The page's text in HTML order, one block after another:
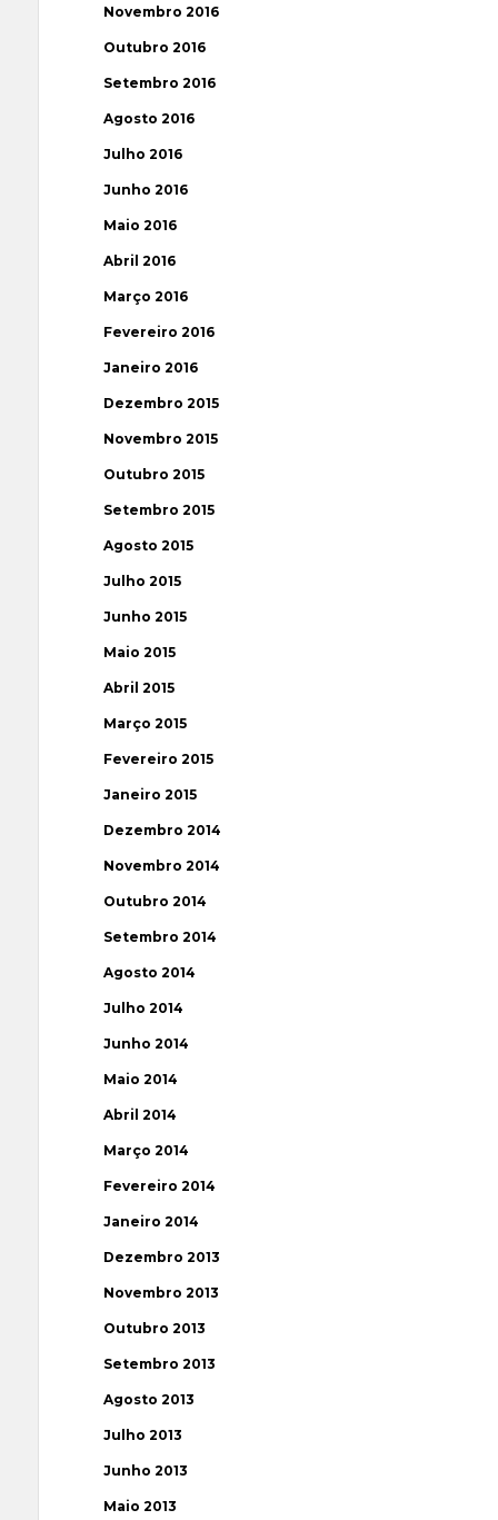
Novembro 2016
Outubro 2016
Setembro 2016
Agosto 2016
Julho 2016
Junho 2016
Maio 2016
Abril 2016
Março 2016
Fevereiro 2016
Janeiro 2016
Dezembro 2015
Novembro 2015
Outubro 2015
Setembro 2015
Agosto 2015
Julho 2015
Junho 2015
Maio 2015
Abril 2015
Março 2015
Fevereiro 2015
Janeiro 2015
Dezembro 2014
Novembro 2014
Outubro 2014
Setembro 2014
Agosto 2014
Julho 2014
Junho 2014
Maio 2014
Abril 2014
Março 2014
Fevereiro 2014
Janeiro 2014
Dezembro 2013
Novembro 2013
Outubro 2013
Setembro 2013
Agosto 2013
Julho 2013
Junho 2013
Maio 2013